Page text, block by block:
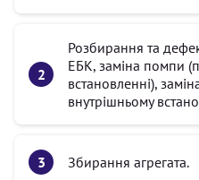
Розбирання та
ЕБК, заміна помпи
встановленні),
внутрішньому
Збирання агрегата.